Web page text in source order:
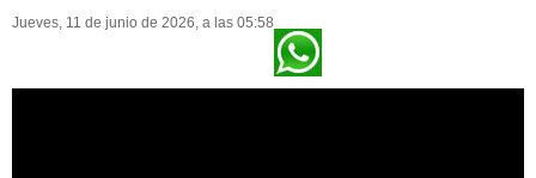
Jueves, 11 de junio de 2026, a las 05:58